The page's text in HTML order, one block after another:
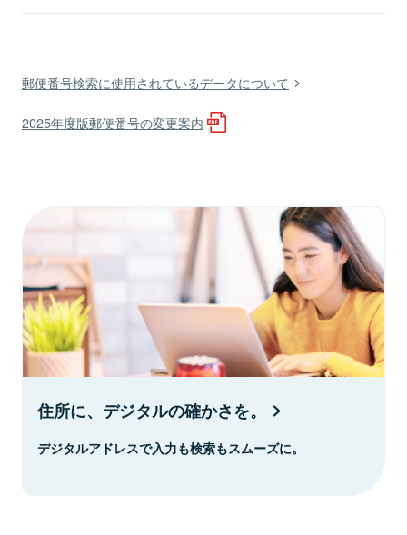
郵便番号検索に使用されているデータについて
2025年度版郵便番号の変更案内
住所に、デジタルの確かさを。
デジタルアドレスで入力も検索もスムーズに。